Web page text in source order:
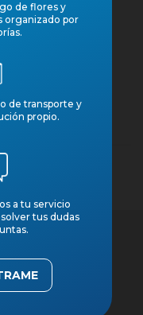
de flores y
organizado por
de transporte y
propio.
a tu servicio
tus dudas